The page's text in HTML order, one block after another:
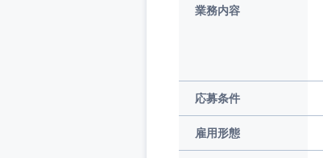
業務内容
応募条件
雇用形態